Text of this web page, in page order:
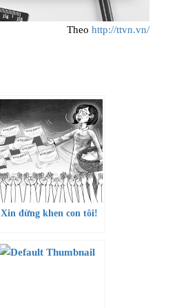
Theo http://ttvn.vn/
Xin đừng khen con tôi!